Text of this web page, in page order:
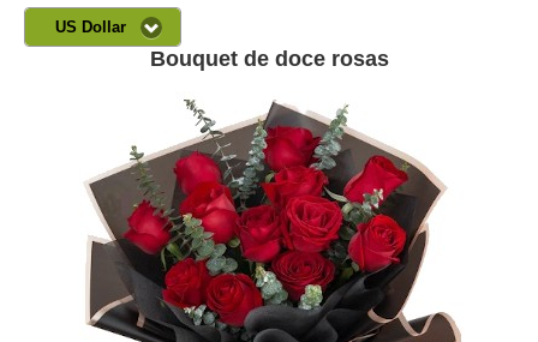
US Dollar
Bouquet de doce rosas